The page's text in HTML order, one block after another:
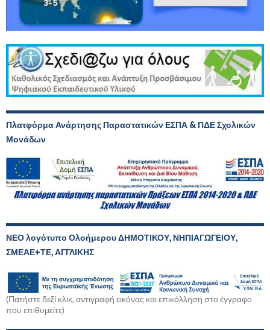
Πλατφόρμα Ανάρτησης Παραστατικών ΕΣΠΑ & ΠΔΕ Σχολικών
Μονάδων
ΝΕΟ λογότυπο Ολοήμερου ΔΗΜΟΤΙΚΟΥ, ΝΗΠΙΑΓΩΓΕΙΟΥ,
ΣΜΕΑΕ+ΤΕ, ΑΓΓΛΙΚΗΣ
(Πατήστε δεξί κλικ, αντιγραφή εικόνας και επικόλληση στο έγγραφο
που επιθυμείτε)